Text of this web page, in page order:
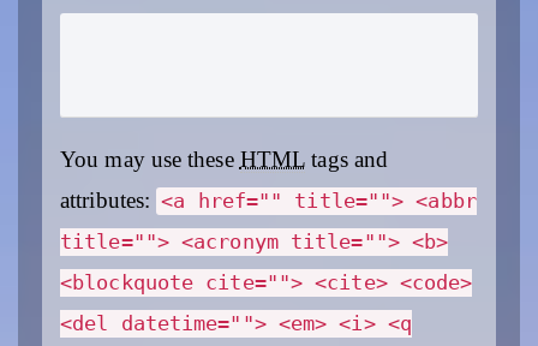
You may use these HTML tags and
attributes: <a href="" title=""> <abbr
title=""> <acronym title=""> <b>
<blockquote cite=""> <cite> <code>
<del datetime=""> <em> <i> <q